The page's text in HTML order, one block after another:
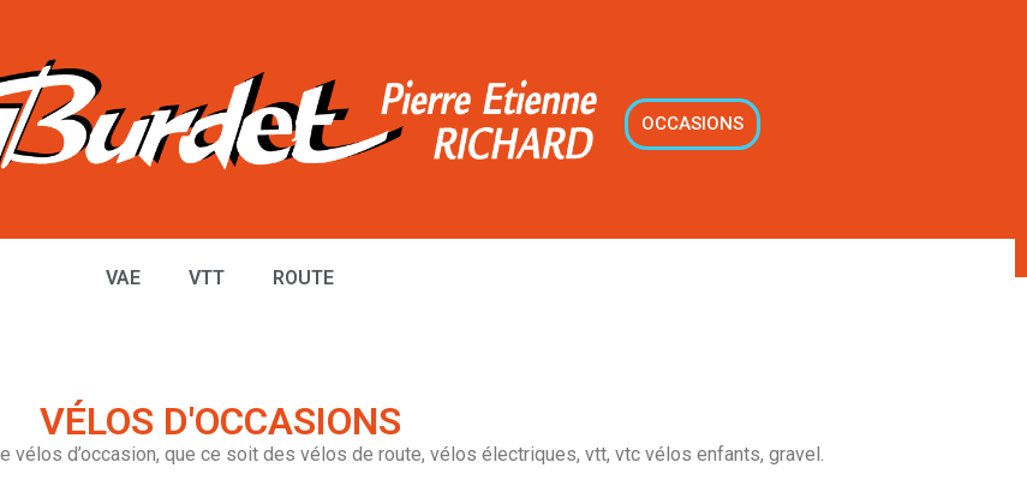
OCCASIONS
VAE VTT ROUTE
VÉLOS D'OCCASIONS
vélos d’occasion, que ce soit des vélos de route, vélos électriques, vtt, vtc vélos enfants, gravel.